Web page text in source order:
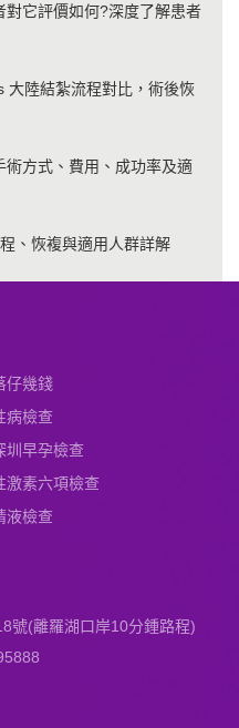
它評價如何?深度了解患者
大陸結紮流程對比，術後恢
方式、費用、成功率及適
、恢複與適用人群詳解
仔幾錢
病檢查
圳早孕檢查
激素六項檢查
液檢查
號(離羅湖口岸10分鍾路程)